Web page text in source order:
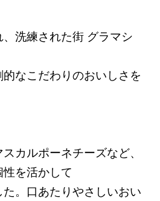
洗練された街 グラマシ
なこだわりのおいしさを
カルポーネチーズなど、
を活かして
。口あたりやさしいおい